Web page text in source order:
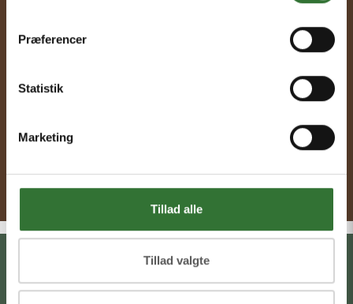
Præferencer
Statistik
Marketing
Tillad alle
Tillad valgte